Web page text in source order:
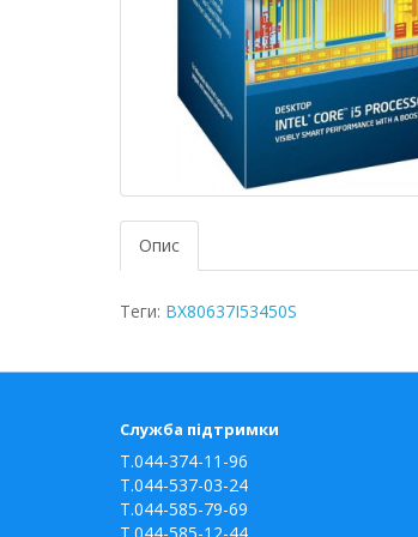
Опис
Теги: BX80637I53450S
Служба підтримки
T.044-374-11-96
T.044-537-03-24
T.044-585-79-69